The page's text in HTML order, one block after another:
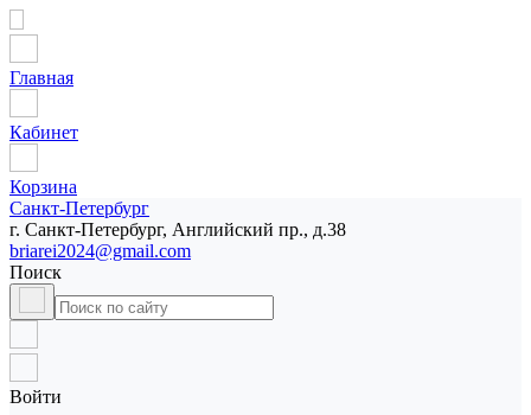
Главная
Кабинет
Корзина
Санкт-Петербург
г. Санкт-Петербург, Английский пр., д.38
briarei2024@gmail.com
Поиск
Войти